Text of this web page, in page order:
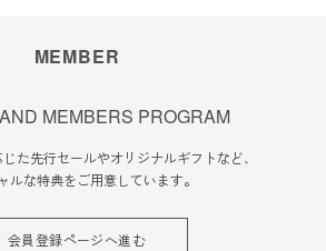
MEMBER
MEMBERS PROGRAM
た先行セールやオリジナルギフトなど、
ルな特典をご用意しています。
会員登録ページへ進む